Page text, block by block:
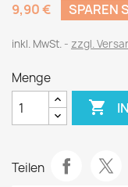
9,90 €
SPAREN
inkl. MwSt. zzgl.
Menge

Teilen